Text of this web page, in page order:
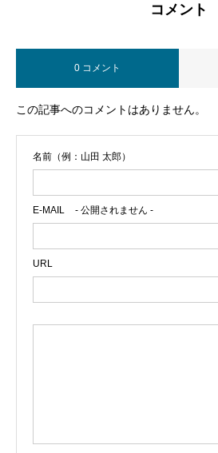
コメント
0 コメント
この記事へのコメントはありません。
名前（例：山田 太郎）
E-MAIL - 公開されません -
URL